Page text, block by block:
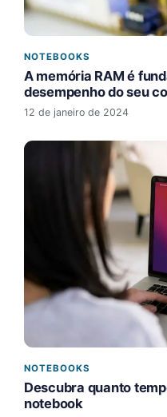
NOTEBOOKS
A memória RAM é
desempenho do seu
12 de janeiro de 2024
NOTEBOOKS
Descubra quanto
notebook